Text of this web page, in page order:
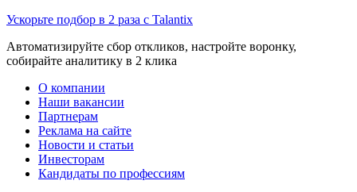
Ускорьте подбор в 2 раза с Talantix
Автоматизируйте сбор откликов, настройте воронку,
собирайте аналитику в 2 клика
О компании
Наши вакансии
Партнерам
Реклама на сайте
Новости и статьи
Инвесторам
Кандидаты по профессиям